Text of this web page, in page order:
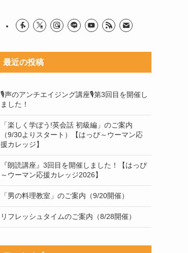
最近の投稿
🎙声のアンチエイジング講座🎙第3回目を開催し
ました！
「楽しく学ぼう!英会話 初級編」のご案内
（9/30よりスタート）【はっぴ～ウーマン応
援カレッジ】
『朗読講座』3回目を開催しました！【はっぴ
～ウーマン応援カレッジ2026】
「男の料理教室」のご案内（9/20開催）
リフレッシュタイムのご案内（8/28開催）